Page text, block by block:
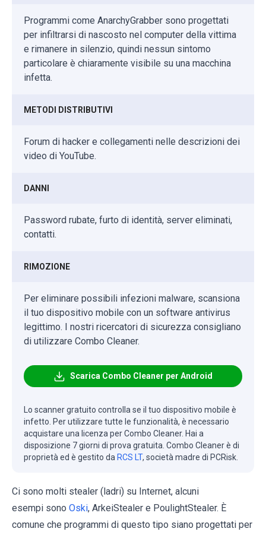
Programmi come AnarchyGrabber sono progettati
per infiltrarsi di nascosto nel computer della vittima
e rimanere in silenzio, quindi nessun sintomo
particolare è chiaramente visibile su una macchina
infetta.
METODI DISTRIBUTIVI
Forum di hacker e collegamenti nelle descrizioni dei
video di YouTube.
DANNI
Password rubate, furto di identità, server eliminati,
contatti.
RIMOZIONE
Per eliminare possibili infezioni malware, scansiona
il tuo dispositivo mobile con un software antivirus
legittimo. I nostri ricercatori di sicurezza consigliano
di utilizzare Combo Cleaner.
Scarica Combo Cleaner per Android
Lo scanner gratuito controlla se il tuo dispositivo mobile è
infetto. Per utilizzare tutte le funzionalità, è necessario
acquistare una licenza per Combo Cleaner. Hai a
disposizione 7 giorni di prova gratuita. Combo Cleaner è di
proprietà ed è gestito da RCS LT, società madre di PCRisk.
Ci sono molti stealer (ladri) su Internet, alcuni
esempi sono Oski, ArkeiStealer e PoulightStealer. È
comune che programmi di questo tipo siano progettati per